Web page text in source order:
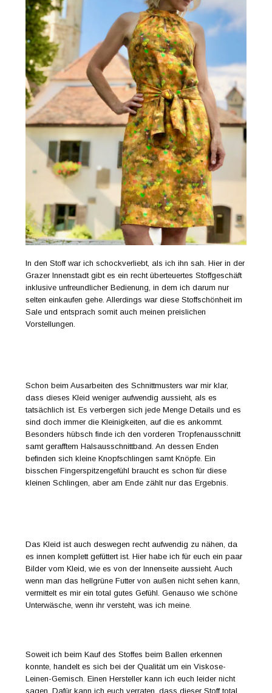
In den Stoff war ich schockverliebt, als ich ihn sah. Hier in der
Grazer Innenstadt gibt es ein recht überteuertes Stoffgeschäft
inklusive unfreundlicher Bedienung, in dem ich darum nur
selten einkaufen gehe. Allerdings war diese Stoffschönheit im
Sale und entsprach somit auch meinen preislichen
Vorstellungen.
Schon beim Ausarbeiten des Schnittmusters war mir klar,
dass dieses Kleid weniger aufwendig aussieht, als es
tatsächlich ist. Es verbergen sich jede Menge Details und es
sind doch immer die Kleinigkeiten, auf die es ankommt.
Besonders hübsch finde ich den vorderen Tropfenausschnitt
samt gerafftem Halsausschnittband. An dessen Enden
befinden sich kleine Knopfschlingen samt Knöpfe. Ein
bisschen Fingerspitzengefühl braucht es schon für diese
kleinen Schlingen, aber am Ende zählt nur das Ergebnis.
Das Kleid ist auch deswegen recht aufwendig zu nähen, da
es innen komplett gefüttert ist. Hier habe ich für euch ein paar
Bilder vom Kleid, wie es von der Innenseite aussieht. Auch
wenn man das hellgrüne Futter von außen nicht sehen kann,
vermittelt es mir ein total gutes Gefühl. Genauso wie schöne
Unterwäsche, wenn ihr versteht, was ich meine.
Soweit ich beim Kauf des Stoffes beim Ballen erkennen
konnte, handelt es sich bei der Qualität um ein Viskose-
Leinen-Gemisch. Einen Hersteller kann ich euch leider nicht
sagen. Dafür kann ich euch verraten, dass dieser Stoff total